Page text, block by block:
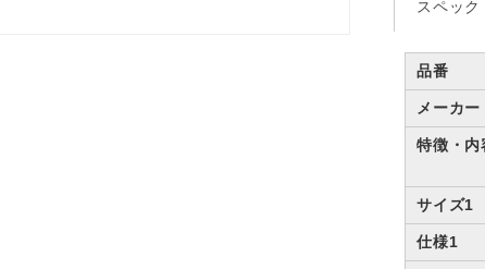
スペック
品番
メーカー
特徴・内
サイズ1
仕様1